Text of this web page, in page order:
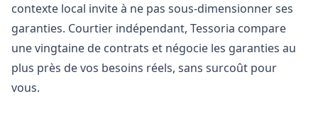
contexte local invite à ne pas sous-dimensionner ses
garanties. Courtier indépendant, Tessoria compare
une vingtaine de contrats et négocie les garanties au
plus près de vos besoins réels, sans surcoût pour
vous.